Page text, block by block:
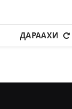
ДАРААХИ